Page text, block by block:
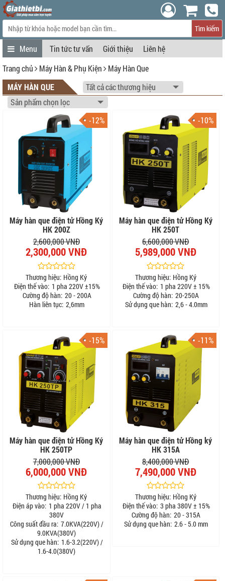
Tìm kiếm
Tin tức tư vấn Giới thiệu
Liên hệ
Trang chủ
Máy Hàn & Phụ Kiện
Máy Hàn Que
MÁY HÀN QUE
-12%
Máy hàn que điện tử Hồng Ký
HK 200Z
2,600,000 VNĐ
2,300,000 VNĐ
Thương hiệu: Hồng Ký
Điện thế vào: 1 pha 220V ±15%
Cường độ hàn: 20 - 200A
Hàn liên tục: 2,6mm
-10%
Máy hàn que điện tử Hồng Ký
HK 250T
6,600,000 VNĐ
5,989,000 VNĐ
Thương hiệu: Hồng Ký
Điện thế vào: 1 pha 220V ± 15%
Cường độ hàn: 20-250A
Sử dụng que hàn: 2,6 - 4.0mm
-15%
Máy hàn que điện tử Hồng Ký
HK 250TP
7,000,000 VNĐ
6,000,000 VNĐ
Thương hiệu: Hồng Ký
Điện áp vào: 1 pha 220V / 1 pha
380V
Công suất đầu ra: 7.0KVA(220V) /
9.0KVA(380V)
Sử dụng que hàn: 1.6-3.2(220V) /
1.6-4.0(380V)
-11%
Máy hàn que điện tử Hồng ký
HK 315A
8,400,000 VNĐ
7,490,000 VNĐ
Thương hiệu: Hồng Ký
Điện thế vào: 3 pha 380V ± 15%
Cường độ hàn: 20 - 315A
Sử dụng que hàn: 2.6 - 5.0 mm